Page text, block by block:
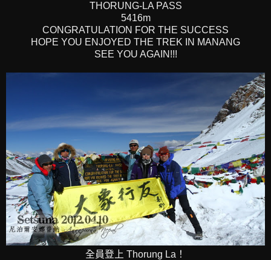
THORUNG-LA PASS
5416m
CONGRATULATION FOR THE SUCCESS
HOPE YOU ENJOYED THE TREK IN MANANG
SEE YOU AGAIN!!!
全員登上 Thorung La！